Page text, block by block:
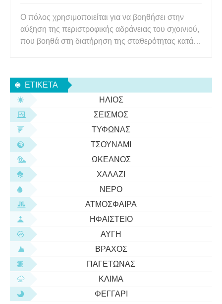
Ο πόλος χρησιμοποιείται για να βοηθήσει στην
αύξηση της περιστροφικής αδράνειας του σχοινιού,
που βοηθά στη διατήρηση της σταθερότητας κατά
σχοινοβάτη, καθιστώντας τον πιο σταθερό κατά την
ΕΤΙΚΈΤΑ
ΉΛΙΟΣ
ΣΕΙΣΜΌΣ
ΤΥΦΏΝΑΣ
ΤΣΟΥΝΆΜΙ
ΩΚΕΑΝΌΣ
ΧΑΛΆΖΙ
ΝΕΡΌ
ΑΤΜΌΣΦΑΙΡΑ
ΗΦΑΊΣΤΕΙΟ
ΑΥΓΉ
ΒΡΆΧΟΣ
ΠΑΓΕΤΏΝΑΣ
ΚΛΊΜΑ
ΦΕΓΓΆΡΙ